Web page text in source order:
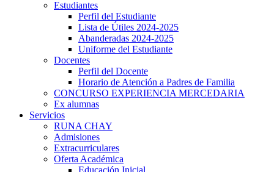
Estudiantes
Perfil del Estudiante
Lista de Útiles 2024-2025
Abanderadas 2024-2025
Uniforme del Estudiante
Docentes
Perfil del Docente
Horario de Atención a Padres de Familia
CONCURSO EXPERIENCIA MERCEDARIA
Ex alumnas
Servicios
RUNA CHAY
Admisiones
Extracurriculares
Oferta Académica
Educación Inicial